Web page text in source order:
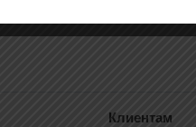
Клиентам